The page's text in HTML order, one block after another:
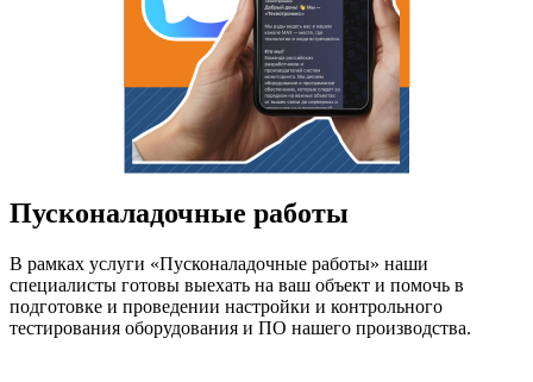
Пусконаладочные работы
В рамках услуги «Пусконаладочные работы» наши
специалисты готовы выехать на ваш объект и помочь в
подготовке и проведении настройки и контрольного
тестирования оборудования и ПО нашего производства.